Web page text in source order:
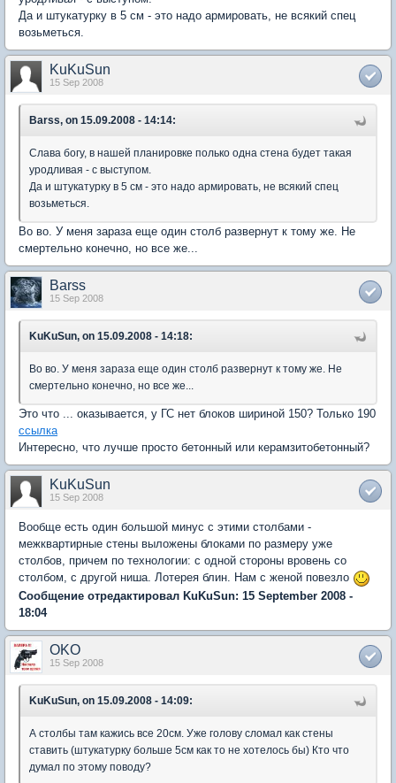
Да и штукатурку в 5 см - это надо армировать, не всякий спец
возьметься.
KuKuSun
15 Sep 2008
Barss, on 15.09.2008 - 14:14:
Слава богу, в нашей планировке полько одна стена будет такая
уродливая - с выступом.
Да и штукатурку в 5 см - это надо армировать, не всякий спец
возьметься.
Во во. У меня зараза еще один столб развернут к тому же. Не
смертельно конечно, но все же...
Barss
15 Sep 2008
KuKuSun, on 15.09.2008 - 14:18:
Во во. У меня зараза еще один столб развернут к тому же. Не
смертельно конечно, но все же...
Это что ... оказывается, у ГС нет блоков шириной 150? Только 190
ссылка
Интересно, что лучше просто бетонный или керамзитобетонный?
KuKuSun
15 Sep 2008
Вообще есть один большой минус с этими столбами -
межквартирные стены выложены блоками по размеру уже
столбов, причем по технологии: с одной стороны вровень со
столбом, с другой ниша. Лотерея блин. Нам с женой повезло
Сообщение отредактировал KuKuSun: 15 September 2008 -
18:04
OKO
15 Sep 2008
KuKuSun, on 15.09.2008 - 14:09:
А столбы там кажись все 20см. Уже голову сломал как стены
ставить (штукатурку больше 5см как то не хотелось бы) Кто что
думал по этому поводу?